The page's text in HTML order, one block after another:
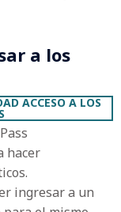
a los
ACCESO A LOS
hacer
ingresar a un